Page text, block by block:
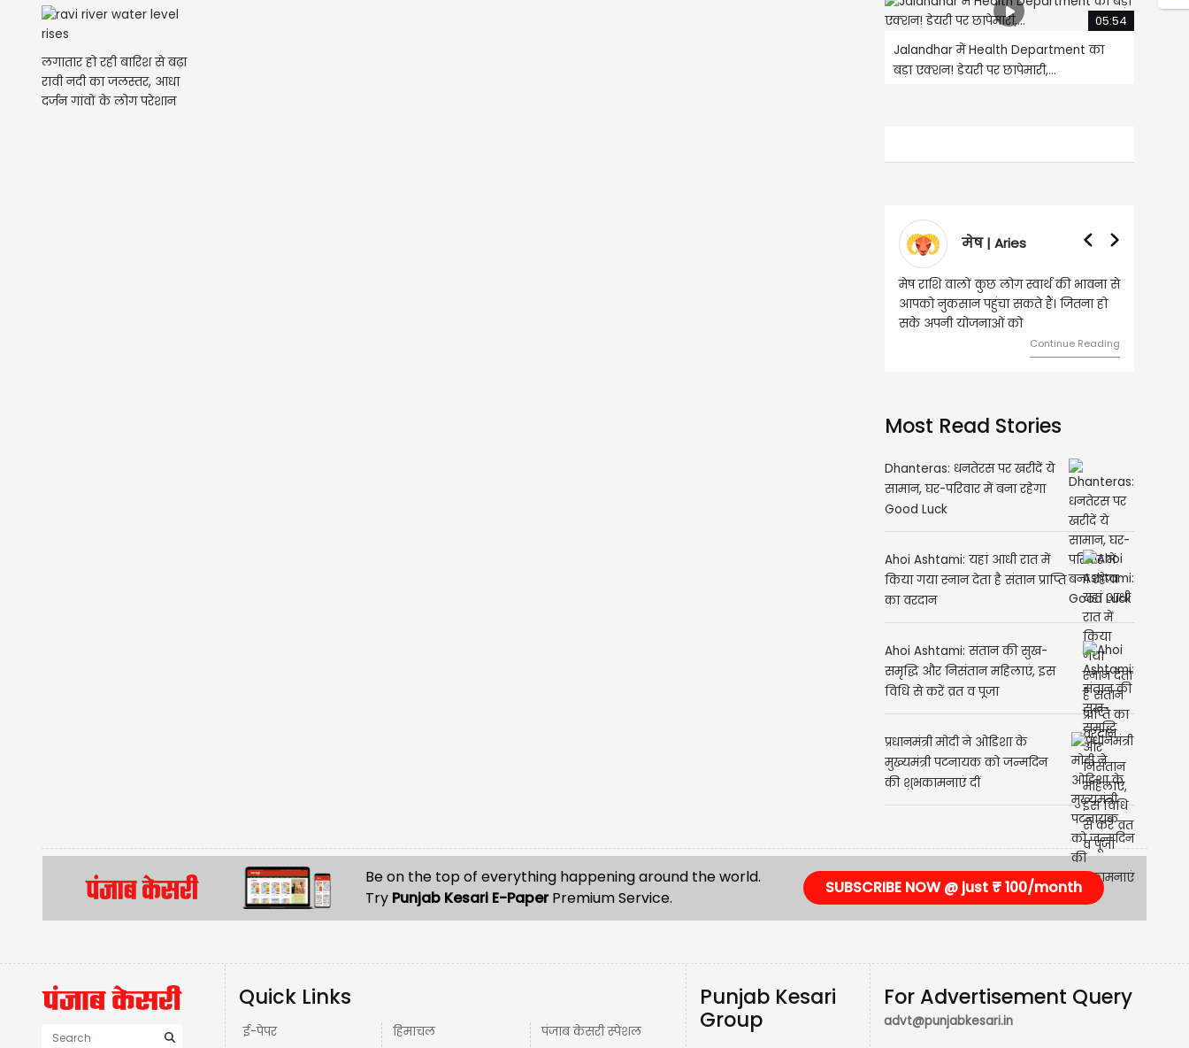
लगातार हो रही बारिश से बढ़ा
रावी नदी का जलस्तर, आधा
दर्जन गांवों के लोग परेशान
05:54
Jalandhar में Health Department का
बड़ा एक्शन! डेयरी पर छापेमारी,...
मेष राशि वालों कुछ लोग स्वार्थ की भावना से
आपको नुकसान पहुंचा सकते हैं। जितना हो
वृषभ | Taurus
वृष राशि वालों आय के स्त्रोत बढ़ने से रुके
हुए कार्यों में गति आएगी। युवा वर्ग भविष्य
को लेकर ज्यादा फोकस रहेंगे।
Continue
Most Read Stories
Dhanteras: धनतेरस पर खरीदें ये
सामान, घर-परिवार में बना रहेगा
Good Luck
Ahoi Ashtami: यहां आधी रात में
किया गया स्नान देता है संतान प्राप्ति
का वरदान
Ahoi Ashtami: संतान की सुख-
समृद्धि और निसंतान महिलाएं, इस
विधि से करें व्रत व पूजा
प्रधानमंत्री मोदी ने ओडिशा के
मुख्यमंत्री पटनायक को जन्मदिन
की शुभकामनाएं दीं
Be on the top of everything happening around the world.
Try Punjab Kesari E-PaperPremium Service.
SUBSCRIBE NOW @ just ₹ 100/month
Quick Links
ई-पेपर हिमाचल पंजाब केसरी स्पेशल
Punjab Kesari
Group
For Advertisement Query
advt@punjabkesari.in